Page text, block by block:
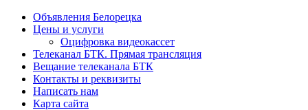
Объявления Белорецка
Цены и услуги
Оцифровка видеокассет
Телеканал БТК. Прямая трансляция
Вещание телеканала БТК
Контакты и реквизиты
Написать нам
Карта сайта